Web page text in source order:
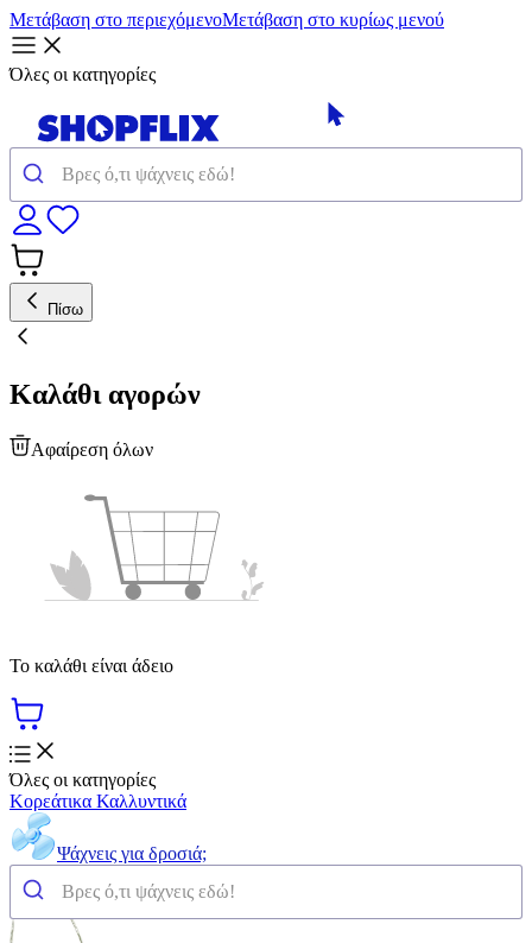
Μετάβαση στο περιεχόμενοΜετάβαση στο κυρίως μενού
Όλες οι κατηγορίες
Πίσω
Καλάθι αγορών
Αφαίρεση όλων
Το καλάθι είναι άδειο
Όλες οι κατηγορίες
Κορεάτικα Καλλυντικά
Ψάχνεις για δροσιά;